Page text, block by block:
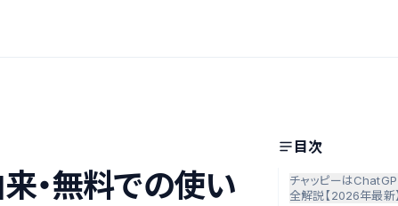
・無料での使い
目次
チャッピーは
全解説【2026年最新】